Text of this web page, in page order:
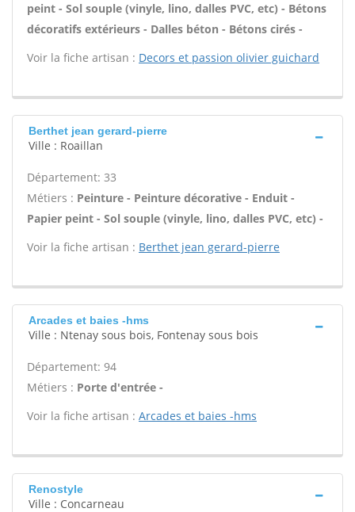
peint - Sol souple (vinyle, lino, dalles PVC, etc) - Bétons
décoratifs extérieurs - Dalles béton - Bétons cirés -
Voir la fiche artisan : Decors et passion olivier guichard
Berthet jean gerard-pierre
Ville : Roaillan
Département: 33
Métiers : Peinture - Peinture décorative - Enduit -
Papier peint - Sol souple (vinyle, lino, dalles PVC, etc) -
Voir la fiche artisan : Berthet jean gerard-pierre
Arcades et baies -hms
Ville : Ntenay sous bois, Fontenay sous bois
Département: 94
Métiers : Porte d'entrée -
Voir la fiche artisan : Arcades et baies -hms
Renostyle
Ville : Concarneau